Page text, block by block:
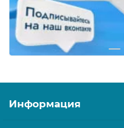
Информация